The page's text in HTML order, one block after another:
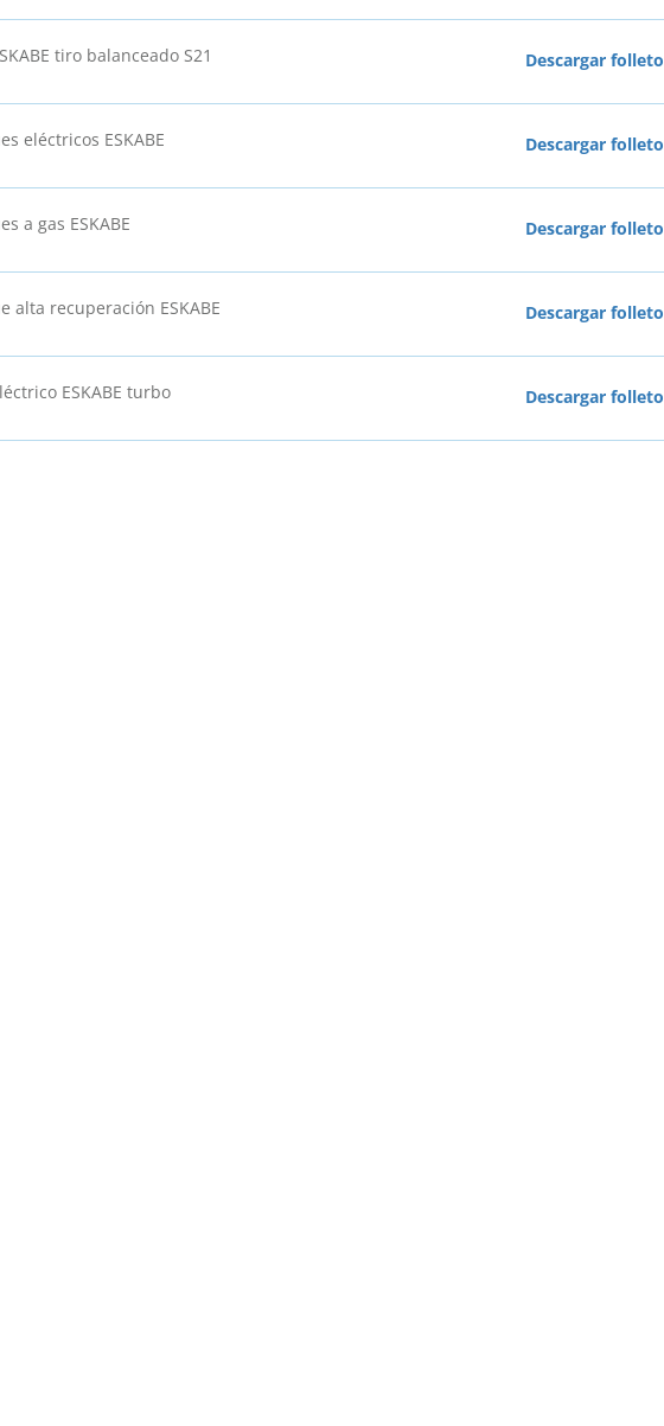
tiro balanceado S21 Descargar folleto
eléctricos ESKABE Descargar folleto
a gas ESKABE Descargar folleto
alta recuperación ESKABE Descargar folleto
ESKABE turbo Descargar folleto